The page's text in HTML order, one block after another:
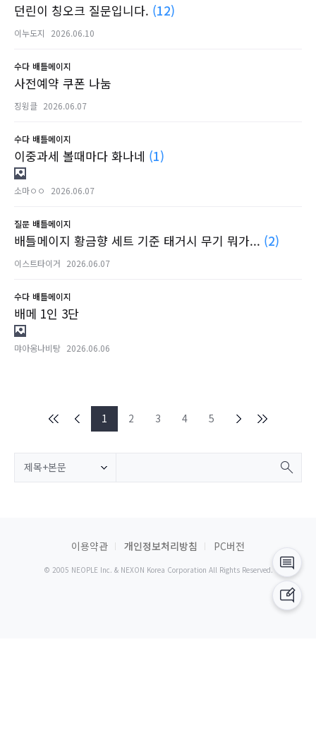
던린이 칭오크 질문입니다. (12)
이누도지 2026.06.10
수다 배틀메이지
사전예약 쿠폰 나눔
징윙클 2026.06.07
수다 배틀메이지
이중과세 볼때마다 화나네 (1)
소마ㅇㅇ 2026.06.07
질문 배틀메이지
배틀메이지 황금향 세트 기준 태거시 무기 뭐가... (2)
이스트타이거 2026.06.07
수다 배틀메이지
배메 1인 3단
먀아옹나비탕 2026.06.06
1 2 3 4 5
제목+본문
이용약관 개인정보처리방침 PC버전
© 2005 NEOPLE Inc. & NEXON Korea Corporation All Rights Reserved.